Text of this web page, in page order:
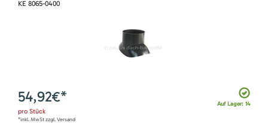
KE 8065-0400
Auf Lager: 14
54,92€*
pro Stück
*inkl. MwSt zzgl. Versand